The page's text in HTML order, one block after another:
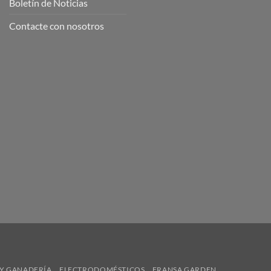
Boletín de Noticias
Contacte con nosotros